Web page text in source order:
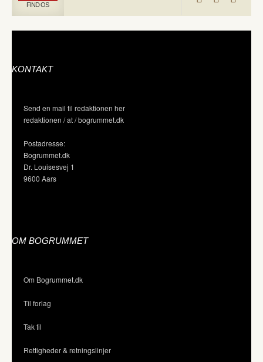
FIND OS
KONTAKT
Send en mail til redaktionen her
redaktionen / at / bogrummet.dk
Postadresse:
Bogrummet.dk
Dr. Louisesvej 1
9600 Aars
OM BOGRUMMET
Om Bogrummet.dk
Til forlag
Tak til
Rettigheder & retningslinjer